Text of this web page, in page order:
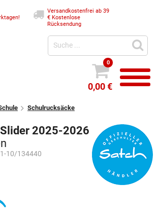
Versandkostenfrei ab 39
€Kostenlose
Rücksendung
0
0,00 €
Schulrucksäcke
2025-2026
10/134440